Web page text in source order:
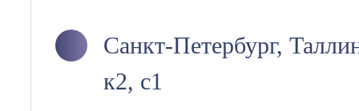
Санкт-Петербург,
к2, с1